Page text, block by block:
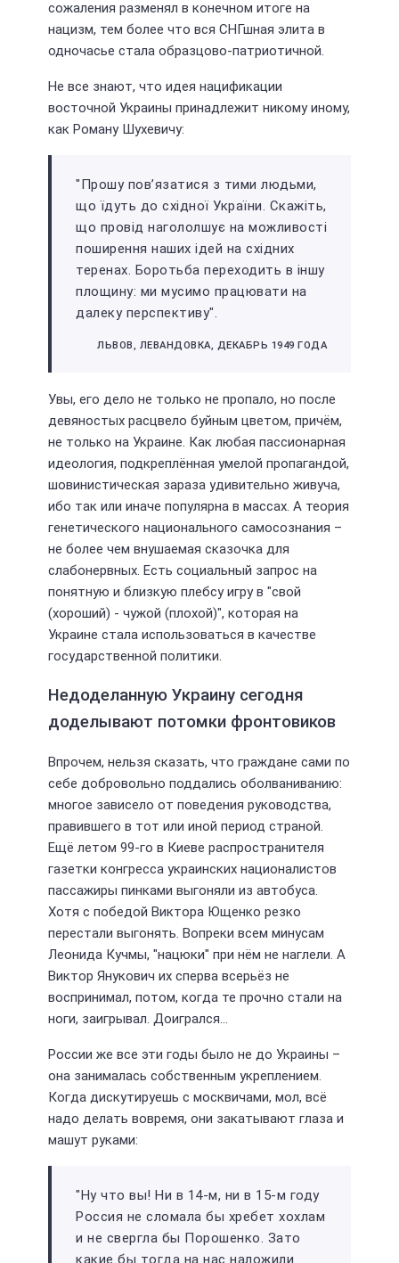
сожаления разменял в конечном итоге на
нацизм, тем более что вся СНГшная элита в
одночасье стала образцово-патриотичной.
Не все знают, что идея нацификации
восточной Украины принадлежит никому иному,
как Роману Шухевичу:
"Прошу пов’язатися з тими людьми,
що їдуть до схiдної України. Скажiть,
що провiд нагололшує на можливостi
поширення наших iдей на схiдних
теренах. Боротьба переходить в iншу
площину: ми мусимо працювати на
далеку перспективу".
ЛЬВОВ, ЛЕВАНДОВКА, ДЕКАБРЬ 1949 ГОДА
Увы, его дело не только не пропало, но после
девяностых расцвело буйным цветом, причём,
не только на Украине. Как любая пассионарная
идеология, подкреплённая умелой пропагандой,
шовинистическая зараза удивительно живуча,
ибо так или иначе популярна в массах. А теория
генетического национального самосознания –
не более чем внушаемая сказочка для
слабонервных. Есть социальный запрос на
понятную и близкую плебсу игру в "свой
(хороший) - чужой (плохой)", которая на
Украине стала использоваться в качестве
государственной политики.
Недоделанную Украину сегодня
доделывают потомки фронтовиков
Впрочем, нельзя сказать, что граждане сами по
себе добровольно поддались оболваниванию:
многое зависело от поведения руководства,
правившего в тот или иной период страной.
Ещё летом 99-го в Киеве распространителя
газетки конгресса украинских националистов
пассажиры пинками выгоняли из автобуса.
Хотя с победой Виктора Ющенко резко
перестали выгонять. Вопреки всем минусам
Леонида Кучмы, "нацюки" при нём не наглели. А
Виктор Янукович их сперва всерьёз не
воспринимал, потом, когда те прочно стали на
ноги, заигрывал. Доигрался...
России же все эти годы было не до Украины –
она занималась собственным укреплением.
Когда дискутируешь с москвичами, мол, всё
надо делать вовремя, они закатывают глаза и
машут руками:
"Ну что вы! Ни в 14-м, ни в 15-м году
Россия не сломала бы хребет хохлам
и не свергла бы Порошенко. Зато
какие бы тогда на нас наложили